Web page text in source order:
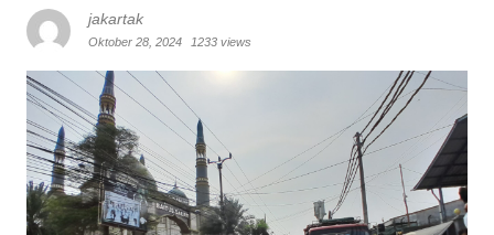
jakartak
Oktober 28, 2024 1233 views